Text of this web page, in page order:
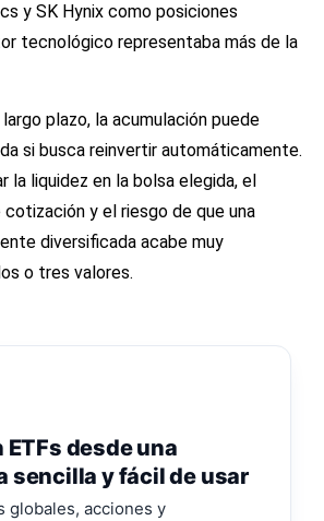
y SK Hynix como posiciones
tecnológico representaba más de la
plazo, la acumulación puede
si busca reinvertir automáticamente.
la liquidez en la bolsa elegida, el
cotización y el riesgo de que una
diversificada acabe muy
o tres valores.
desde una
sencilla y fácil de usar
globales, acciones y